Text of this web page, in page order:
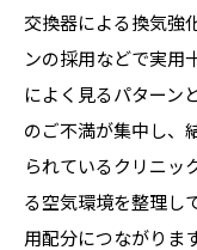
交換器による換気強
ンの採用などで実用
によく見るパターン
のご不満が集中し、
られているクリニッ
る空気環境を整理し
用配分につながりま